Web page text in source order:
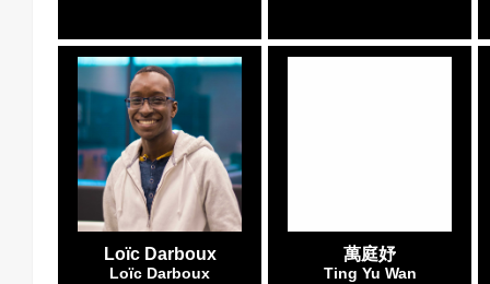
Loïc Darboux
Loïc Darboux
萬庭妤
Ting Yu Wan